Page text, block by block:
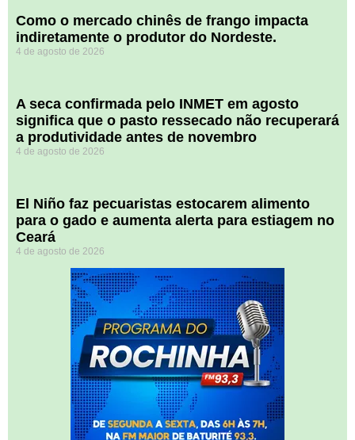
​Como o mercado chinês de frango impacta
indiretamente o produtor do Nordeste.
4 de agosto de 2026
A seca confirmada pelo INMET em agosto
significa que o pasto ressecado não recuperará
a produtividade antes de novembro
4 de agosto de 2026
El Niño faz pecuaristas estocarem alimento
para o gado e aumenta alerta para estiagem no
Ceará
4 de agosto de 2026